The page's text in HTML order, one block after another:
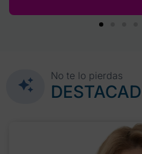
No te lo pierdas